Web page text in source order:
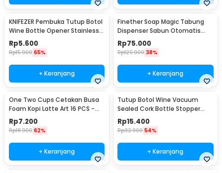
KNIFEZER Pembuka Tutup Botol
Wine Bottle Opener Stainless
Steel - WS01
Rp5.600
Rp15.900 65%
+ Keranjang
Finether Soap Magic Tabung
Dispenser Sabun Otomatis
400ml - AD-03
Rp75.000
Rp120.900 38%
+ Keranjang
One Two Cups Cetakan Busa
Foam Kopi Latte Art 16 PCS -
JJYE01
Rp7.200
Rp18.900 62%
+ Keranjang
Tutup Botol Wine Vacuum
Sealed Cork Bottle Stopper
Stainless Steel - G94529
Rp15.400
Rp32.900 54%
+ Keranjang